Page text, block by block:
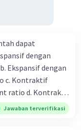
dapat
dengan
Ekspansif dengan
c. Kontraktif
ratio d. Kontraktif
ratio e.
Bila Bank
Jawaban terverifikasi